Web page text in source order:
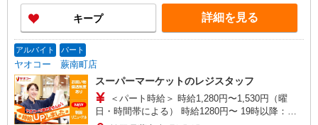
ださい
キープ 詳細を見る
アルバイト パート
ヤオコー 蕨南町店
スーパーマーケットのレジスタッフ
＜パート時給＞ 時給1,280円〜1,530円（曜
日・時間帯による） 時給1280円〜 19時以降：時